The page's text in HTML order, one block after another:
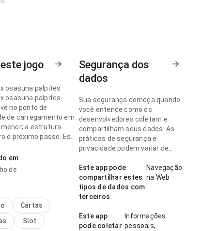
jogo
osasuna palpites
osasuna palpites
no ponto de
de carregamento em
a estrutura
o próximo passo. Esse
osasuna palpites
instalar; a
previsível. A página
impressão limpa e
em
de
Cartas
Slot
Segurança dos
dados
Sua segurança começa quando
você entende como os
desenvolvedores coletam e
compartilham seus dados. As
práticas de segurança e
privacidade podem variar de
idade.
Este app pode
compartilhar estes
tipos de dados com
terceiros
Navegação
na Web
Este app
pode coletar
Informações
pessoais,